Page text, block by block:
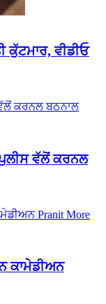
ਕੁੱਟਮਾਰ, ਵੀਡੀਓ
ਪੁਲੀਸ ਵੱਲੋਂ ਕਰਨਲ
ਕਾਮੇਡੀਅਨ